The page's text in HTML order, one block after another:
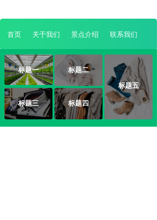
首页 关于我们 景点介绍 联系我们
标题一
标题五
标题二
标题三 标题四